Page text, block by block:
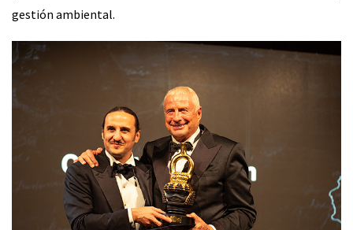
gestión ambiental.